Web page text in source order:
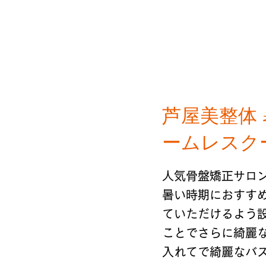
芦屋美整体
ームレス
人気骨盤矯正サロ
暑い時期におすす
ていただけるよう
ことでさらに綺麗
入れてで綺麗なバ